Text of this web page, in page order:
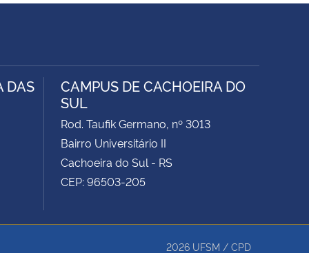
DAS
CAMPUS DE CACHOEIRA DO
SUL
Rod. Taufik Germano, nº 3013
Bairro Universitário II
Cachoeira do Sul - RS
CEP: 96503-205
2026 UFSM / CPD